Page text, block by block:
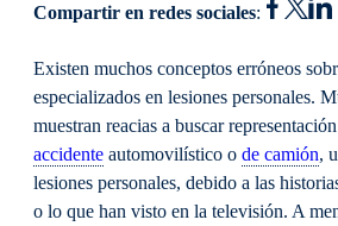
Compartir en redes sociales:
Existen muchos conceptos erróneos
especializados en lesiones personales.
muestran reacias a buscar
accidente automovilístico o de camión,
lesiones personales, debido a las
o lo que han visto en la televisión. A